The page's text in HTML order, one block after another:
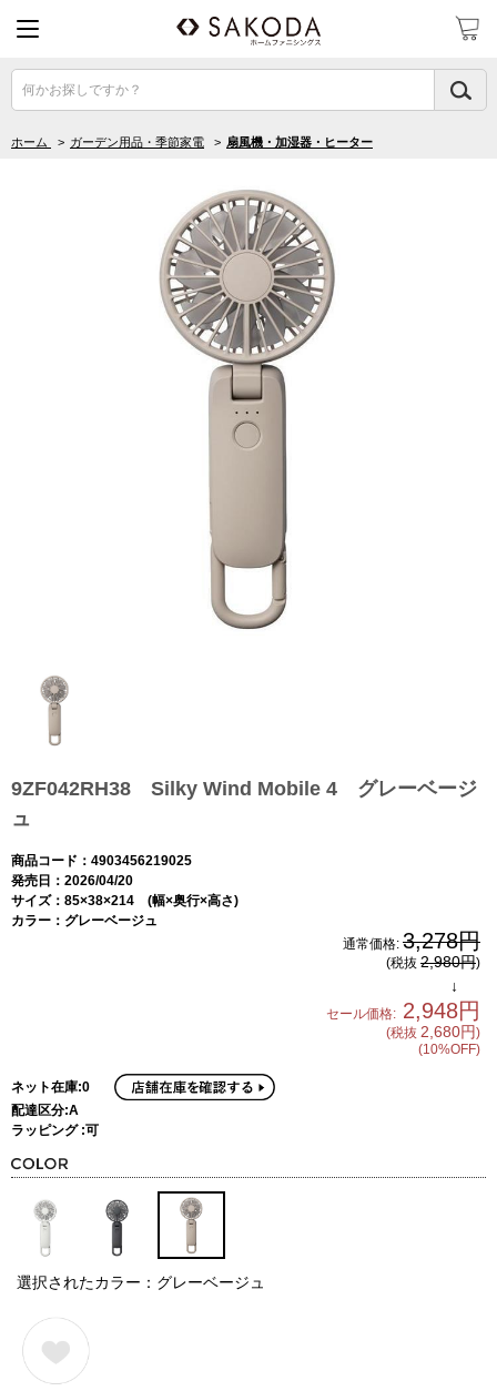
何かお探しですか？
ホーム > ガーデン用品・季節家電 > 扇風機・加湿器・ヒーター
9ZF042RH38 Silky Wind Mobile 4 グレーベージ
ュ
商品コード：4903456219025
発売日：2026/04/20
サイズ：85×38×214 (幅×奥行×高さ)
カラー：グレーベージュ
通常価格: 3,278円
(税抜 2,980円)
↓
セール価格: 2,948円
(税抜 2,680円)
(10%OFF)
ネット在庫:0
配達区分:A
ラッピング :可
選択されたカラー：グレーベージュ